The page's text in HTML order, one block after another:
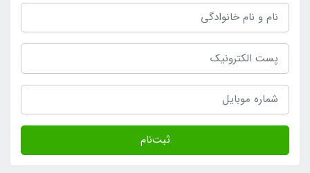
ثبت‌نام